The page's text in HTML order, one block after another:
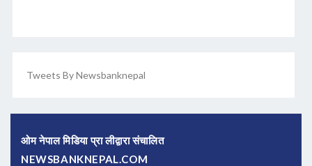
Tweets By Newsbanknepal
ओम नेपाल मिडिया प्रा लीद्वारा संचालित
NEWSBANKNEPAL.COM